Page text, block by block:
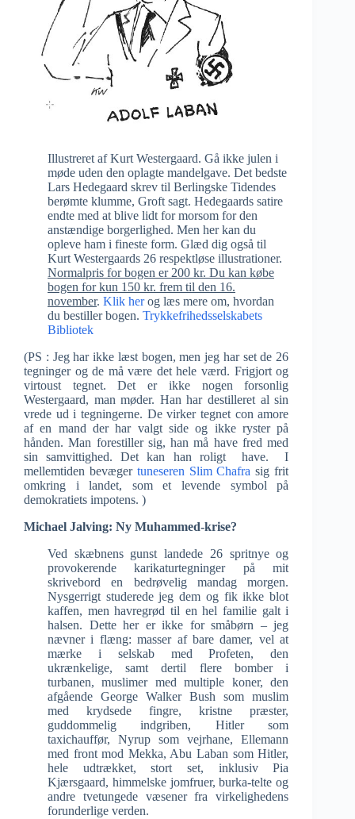
Illustreret af Kurt Westergaard. Gå ikke julen i
møde uden den oplagte mandelgave. Det bedste
Lars Hedegaard skrev til Berlingske Tidendes
berømte klumme, Groft sagt. Hedegaards satire
endte med at blive lidt for morsom for den
anstændige borgerlighed. Men her kan du
opleve ham i fineste form. Glæd dig også til
Kurt Westergaards 26 respektløse illustrationer.
Normalpris for bogen er 200 kr. Du kan købe
bogen for kun 150 kr. frem til den 16.
november. Klik herog læs mere om, hvordan
du bestiller bogen. Trykkefrihedsselskabets
Bibliotek
(PS : Jeg har ikke læst bogen, men jeg har set de 26
tegninger og de må være det hele værd. Frigjort og
virtoust tegnet. Det er ikke nogen forsonlig
Westergaard, man møder. Han har destilleret al sin
vrede ud i tegningerne. De virker tegnet con amore
af en mand der har valgt side og ikke ryster på
hånden. Man forestiller sig, han må have fred med
sin samvittighed. Det kan han roligt have. I
mellemtiden bevæger tuneseren Slim Chafra sig frit
omkring i landet, som et levende symbol på
demokratiets impotens. )
Michael Jalving: Ny Muhammed-krise?
Ved skæbnens gunst landede 26 spritnye og
provokerende karikaturtegninger på mit
skrivebord en bedrøvelig mandag morgen.
Nysgerrigt studerede jeg dem og fik ikke blot
kaffen, men havregrød til en hel familie galt i
halsen. Dette her er ikke for småbørn – jeg
nævner i flæng: masser af bare damer, vel at
mærke i selskab med Profeten, den
ukrænkelige, samt dertil flere bomber i
turbanen, muslimer med multiple koner, den
afgående George Walker Bush som muslim
med krydsede fingre, kristne præster,
guddommelig indgriben, Hitler som
taxichauffør, Nyrup som vejrhane, Ellemann
med front mod Mekka, Abu Laban som Hitler,
hele udtrækket, stort set, inklusiv Pia
Kjærsgaard, himmelske jomfruer, burka-telte og
andre tvetungede væsener fra virkelighedens
forunderlige verden.